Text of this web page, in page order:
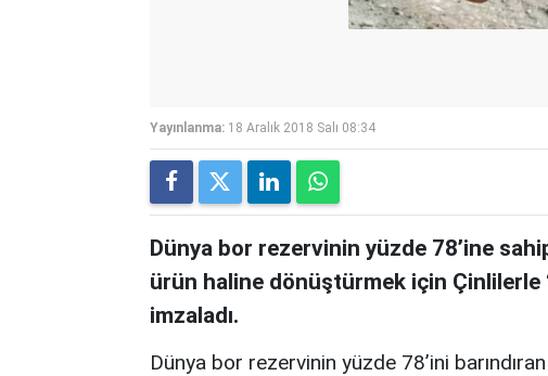
Yayınlanma: 18 Aralık 2018 Salı 08:34
Dünya bor rezervinin yüzde 78’ine
ürün haline dönüştürmek için
imzaladı.
Dünya bor rezervinin yüzde 78’ini